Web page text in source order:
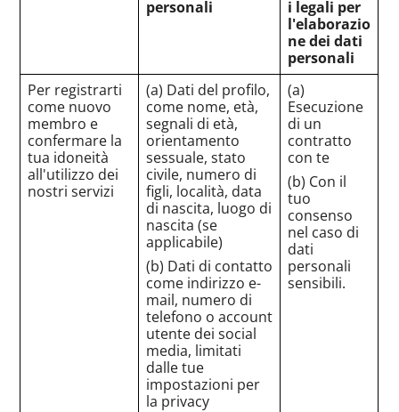
personali
i legali per
l'elaborazio
ne dei dati
personali
Per registrarti
come nuovo
membro e
confermare la
tua idoneità
all'utilizzo dei
nostri servizi
(a) Dati del profilo,
come nome, età,
segnali di età,
orientamento
sessuale, stato
civile, numero di
figli, località, data
di nascita, luogo di
nascita (se
applicabile)
(b) Dati di contatto
come indirizzo e-
mail, numero di
telefono o account
utente dei social
media, limitati
dalle tue
impostazioni per
la privacy
(a)
Esecuzione
di un
contratto
con te
(b) Con il
tuo
consenso
nel caso di
dati
personali
sensibili.